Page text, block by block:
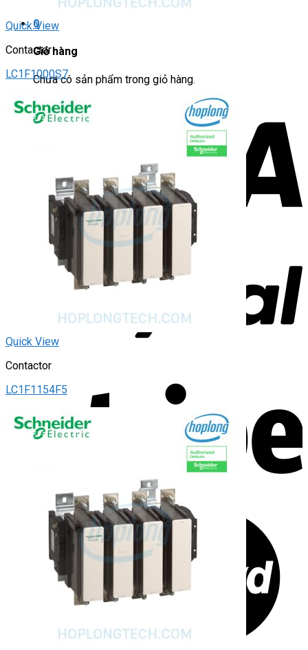
0
Giỏ hàng
Chưa có sản phẩm trong giỏ hàng.
Quick View
Contactor
LC1F1000S7
Quick View
Contactor
LC1F1154F5